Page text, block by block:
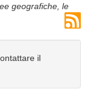
geografiche, le
il